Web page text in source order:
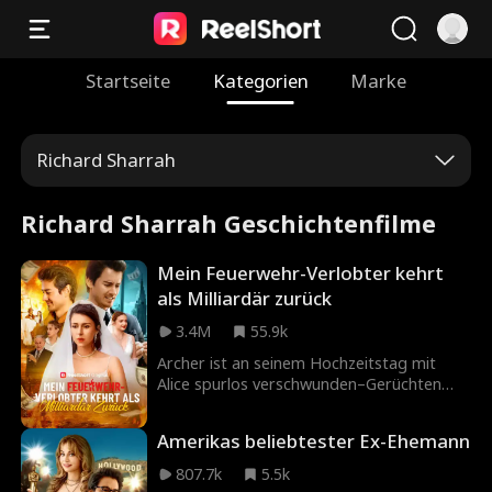
Startseite Kategorien Marke
Richard Sharrah
Richard Sharrah Geschichtenfilme
Mein Feuerwehr-Verlobter kehrt
als Milliardär zurück
3.4M
55.9k
Archer ist an seinem Hochzeitstag mit
Alice spurlos verschwunden–Gerüchten
ums Leben. Alices gierige Eltern versuchen
daraufhin, sie mit dem schleimigen
Amerikas beliebtester Ex-Ehemann
807.7k
5.5k